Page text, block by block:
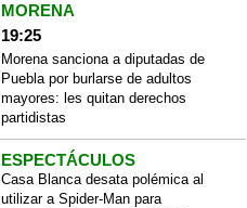
MORENA
19:25
Morena sanciona a diputadas de
Puebla por burlarse de adultos
mayores: les quitan derechos
partidistas
ESPECTÁCULOS
Casa Blanca desata polémica al
utilizar a Spider-Man para